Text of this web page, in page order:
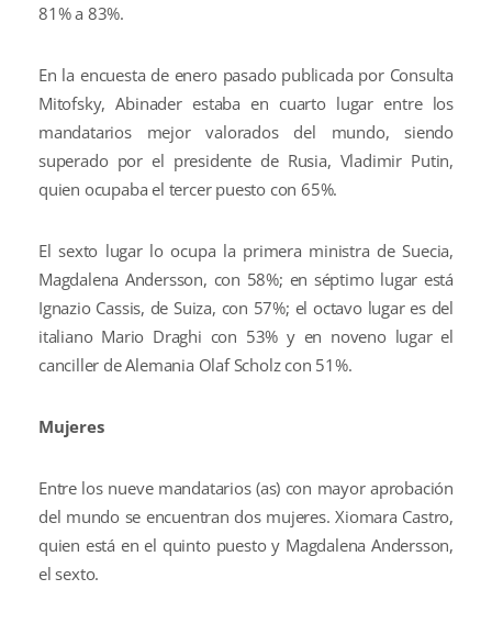
81% a 83%.
En la encuesta de enero pasado publicada por Consulta
Mitofsky, Abinader estaba en cuarto lugar entre los
mandatarios mejor valorados del mundo, siendo
superado por el presidente de Rusia, Vladimir Putin,
quien ocupaba el tercer puesto con 65%.
El sexto lugar lo ocupa la primera ministra de Suecia,
Magdalena Andersson, con 58%; en séptimo lugar está
Ignazio Cassis, de Suiza, con 57%; el octavo lugar es del
italiano Mario Draghi con 53% y en noveno lugar el
canciller de Alemania Olaf Scholz con 51%.
Mujeres
Entre los nueve mandatarios (as) con mayor aprobación
del mundo se encuentran dos mujeres. Xiomara Castro,
quien está en el quinto puesto y Magdalena Andersson,
el sexto.